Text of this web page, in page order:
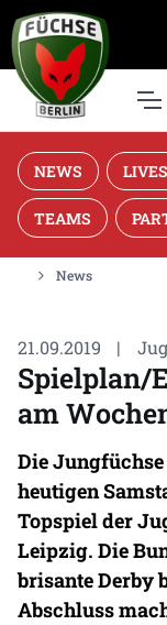
NEWS
TEAMS
News
21.09.2019 |
Spielplan/
am
Die
heutigen
Topspiel der
Leipzig. Die
brisante Derby
Abschluss